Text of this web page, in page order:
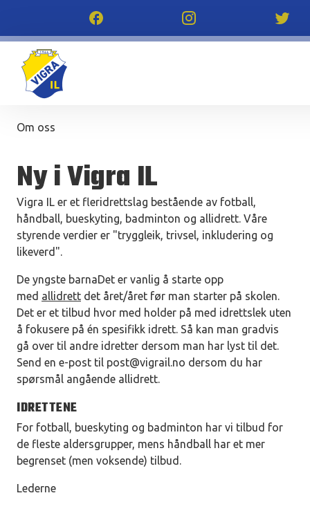
Om oss
Ny i Vigra IL
Vigra IL er et fleridrettslag bestående av fotball,
håndball, bueskyting, badminton og allidrett. Våre
styrende verdier er "tryggleik, trivsel, inkludering og
likeverd".
De yngste barnaDet er vanlig å starte opp
med allidrett det året/året før man starter på skolen.
Det er et tilbud hvor med holder på med idrettslek uten
å fokusere på én spesifikk idrett. Så kan man gradvis
gå over til andre idretter dersom man har lyst til det.
Send en e-post til post@vigrail.no dersom du har
spørsmål angående allidrett.
IDRETTENE
For fotball, bueskyting og badminton har vi tilbud for
de fleste aldersgrupper, mens håndball har et mer
begrenset (men voksende) tilbud.
Lederne